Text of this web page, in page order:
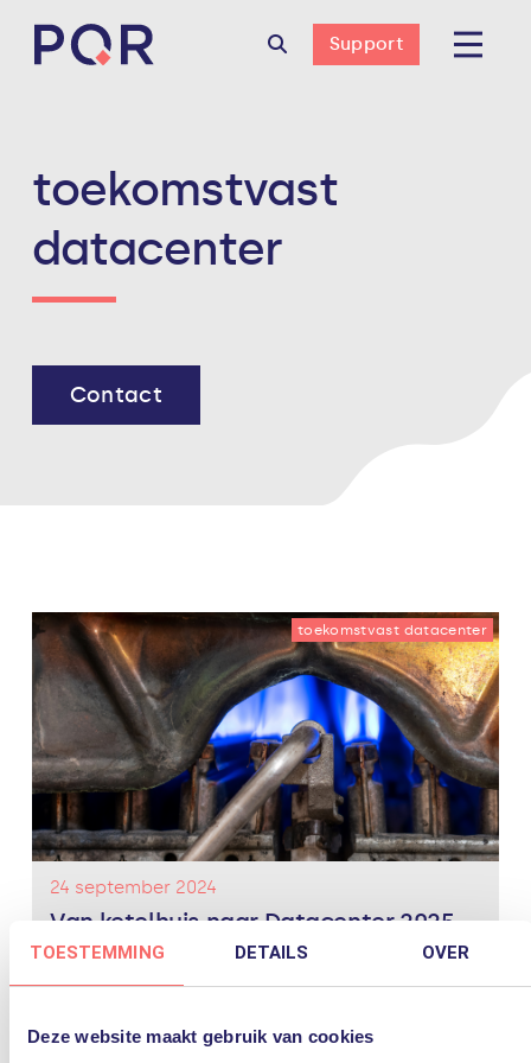
TOESTEMMING DETAILS OVER
Deze website maakt gebruik van cookies
Support
toekomstvast
datacenter
Contact
toekomstvast datacenter
24 september 2024
Van ketelhuis naar Datacenter 2025
Vroeger waren de servers en storage het ‘ketelhuis’
net...Lees verder